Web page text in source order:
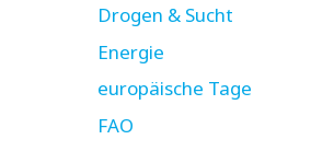
Drogen & Sucht
Energie
europäische Tage
FAO